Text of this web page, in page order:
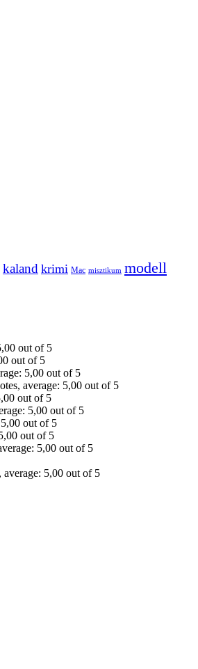
kaland krimi Mac misztikum modell